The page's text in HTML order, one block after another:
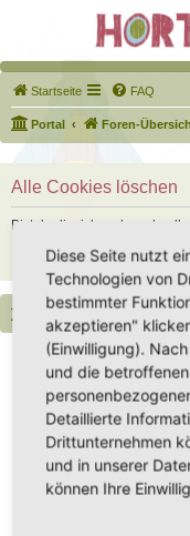
Startseite FAQ
Portal Foren-
Alle Cookies löschen
Bist du dir sicher, dass du
Copyright -
Impressum |Datenschutz|
Diese Seite nutzt
Technologien von
bestimmter
akzeptieren"
(Einwilligung).
und die
Detaillierte
Drittunternehmen
und in unserer
können Ihre